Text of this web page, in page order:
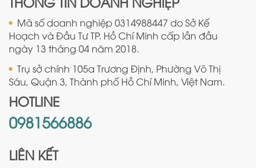
Mã số doanh nghiệp 0314988447 do Sở Kế
Hoạch và Đầu Tư TP. Hồ Chí Minh cấp lần đầu
ngày 13 tháng 04 năm 2018.
Trụ sở chính 105a Trương Định, Phường Võ Thị
Sáu, Quận 3, Thành phố Hồ Chí Minh, Việt Nam.
HOTLINE
0981566886
LIÊN KẾT